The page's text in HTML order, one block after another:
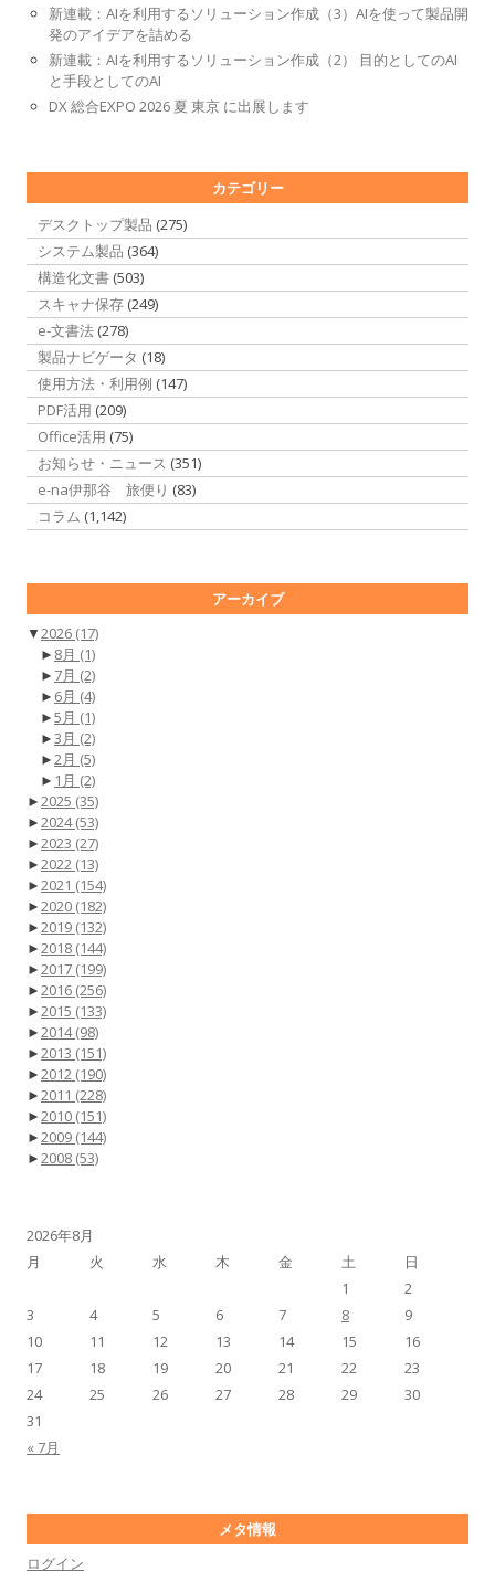
新連載：AIを利用するソリューション作成（3）AIを使って製品開
発のアイデアを詰める
新連載：AIを利用するソリューション作成（2） 目的としてのAI
と手段としてのAI
DX 総合EXPO 2026 夏 東京 に出展します
カテゴリー
デスクトップ製品 (275)
システム製品 (364)
構造化文書 (503)
スキャナ保存 (249)
e-文書法 (278)
製品ナビゲータ (18)
使用方法・利用例 (147)
PDF活用 (209)
Office活用 (75)
お知らせ・ニュース (351)
e-na伊那谷 旅便り (83)
コラム (1,142)
アーカイブ
▼2026 (17)
► 8月 (1)
► 7月 (2)
► 6月 (4)
►5月 (1)
►3月 (2)
►2月 (5)
► 1月 (2)
►2025 (35)
►2024(53)
►2023 (27)
►2022 (13)
►2021 (154)
►2020 (182)
►2019 (132)
►2018 (144)
►2017 (199)
►2016 (256)
►2015 (133)
►2014(98)
►2013 (151)
►2012 (190)
►2011 (228)
►2010 (151)
►2009 (144)
►2008 (53)
2026年8月
月
火 水 木 金 土 日
« 7月
1
2
3
4 5 6 7 8
9
10
11 12 13 14 15
16
17
18 19 20 21 22
23
24
25 26 27 28 29
30
31
メタ情報
ログイン